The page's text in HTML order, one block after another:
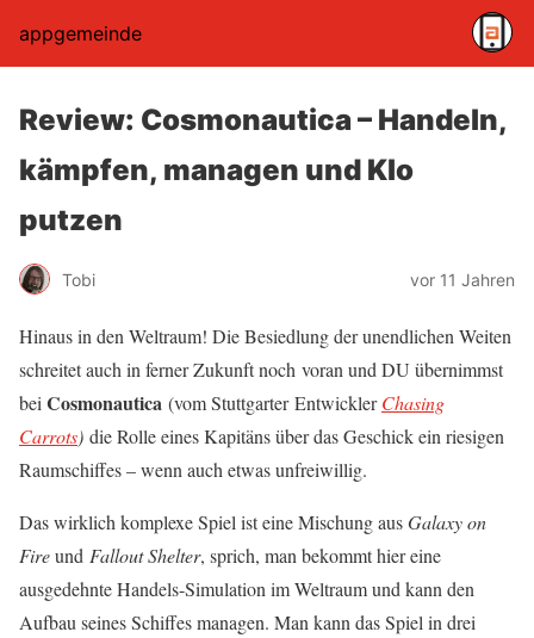
appgemeinde
Review: Cosmonautica – Handeln,
kämpfen, managen und Klo
putzen
Tobi vor 11 Jahren
Hinaus in den Weltraum! Die Besiedlung der unendlichen Weiten
schreitet auch in ferner Zukunft noch voran und DU übernimmst
bei Cosmonautica (vom Stuttgarter EntwicklerChasing
Carrots) die Rolle eines Kapitäns über das Geschick ein riesigen
Raumschiffes – wenn auch etwas unfreiwillig.
Das wirklich komplexe Spiel ist eine Mischung ausGalaxy on
Fireund Fallout Shelter, sprich, man bekommt hier eine
ausgedehnte Handels-Simulation im Weltraum und kann den
Aufbau seines Schiffes managen. Man kann das Spiel in drei